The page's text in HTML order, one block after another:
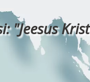
"Jeesus